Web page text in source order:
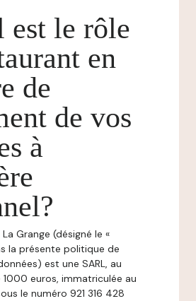
est le rôle
en
de
de vos
à
Grange (désigné le «
la présente politique de
est une SARL, au
euros, immatriculée au
le numéro 921 316 428